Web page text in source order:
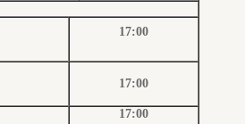
17:00
17:00
17:00